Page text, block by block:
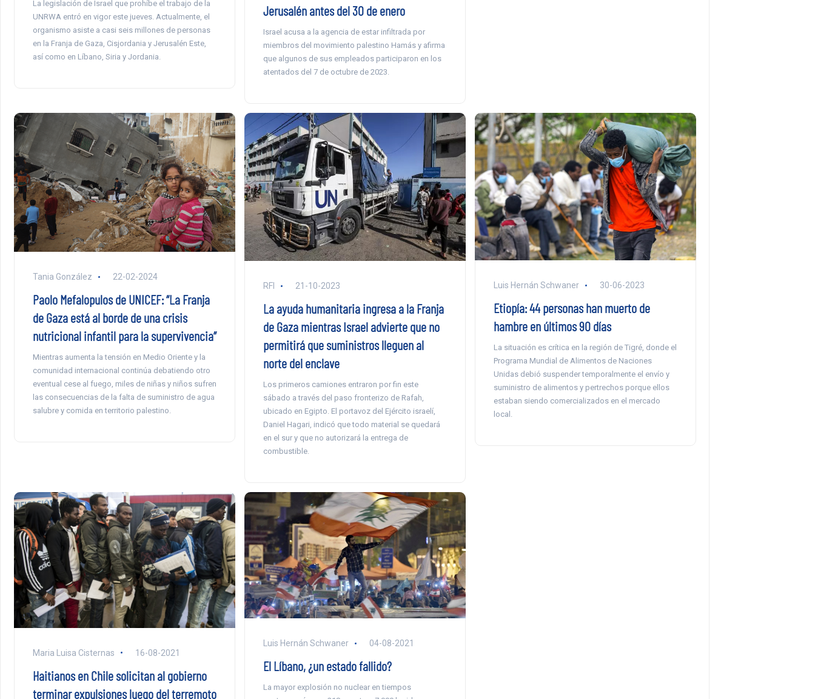
La legislación de Israel que prohíbe el trabajo de la
UNRWA entró en vigor este jueves. Actualmente, el
organismo asiste a casi seis millones de personas
en la Franja de Gaza, Cisjordania y Jerusalén Este,
así como en Líbano, Siria y Jordania.
Jerusalén antes del 30 de enero
Israel acusa a la agencia de estar infiltrada por
miembros del movimiento palestino Hamás y afirma
que algunos de sus empleados participaron en los
atentados del 7 de octubre de 2023.
Tania González 22-02-2024
Paolo Mefalopulos de UNICEF: “La Franja
de Gaza está al borde de una crisis
nutricional infantil para la supervivencia”
Mientras aumenta la tensión en Medio Oriente y la
comunidad internacional continúa debatiendo otro
eventual cese al fuego, miles de niñas y niños sufren
las consecuencias de la falta de suministro de agua
salubre y comida en territorio palestino.
RFI 21-10-2023
La ayuda humanitaria ingresa a la Franja
de Gaza mientras Israel advierte que no
permitirá que suministros lleguen al
norte del enclave
Los primeros camiones entraron por fin este
sábado a través del paso fronterizo de Rafah,
ubicado en Egipto. El portavoz del Ejército israelí,
Daniel Hagari, indicó que todo material se quedará
en el sur y que no autorizará la entrega de
combustible.
Luis Hernán Schwaner 30-06-2023
Etiopía: 44 personas han muerto de
hambre en últimos 90 días
La situación es crítica en la región de Tigré, donde el
Programa Mundial de Alimentos de Naciones
Unidas debió suspender temporalmente el envío y
suministro de alimentos y pertrechos porque ellos
estaban siendo comercializados en el mercado
local.
Maria Luisa Cisternas 16-08-2021
Haitianos en Chile solicitan al gobierno
terminar expulsiones luego del terremoto
Luis Hernán Schwaner 04-08-2021
El Líbano, ¿un estado fallido?
La mayor explosión no nuclear en tiempos